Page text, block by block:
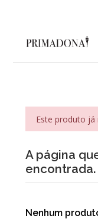
Este produto já
A página
encontrada.
Nenhum